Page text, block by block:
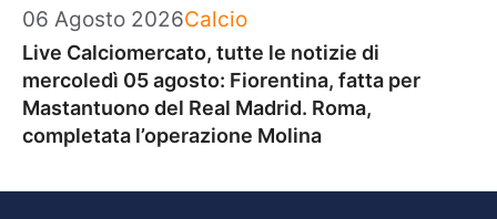
06 Agosto 2026Categorie
Calcio
Live Calciomercato, tutte le notizie di
mercoledì 05 agosto: Fiorentina, fatta per
Mastantuono del Real Madrid. Roma,
completata l’operazione Molina